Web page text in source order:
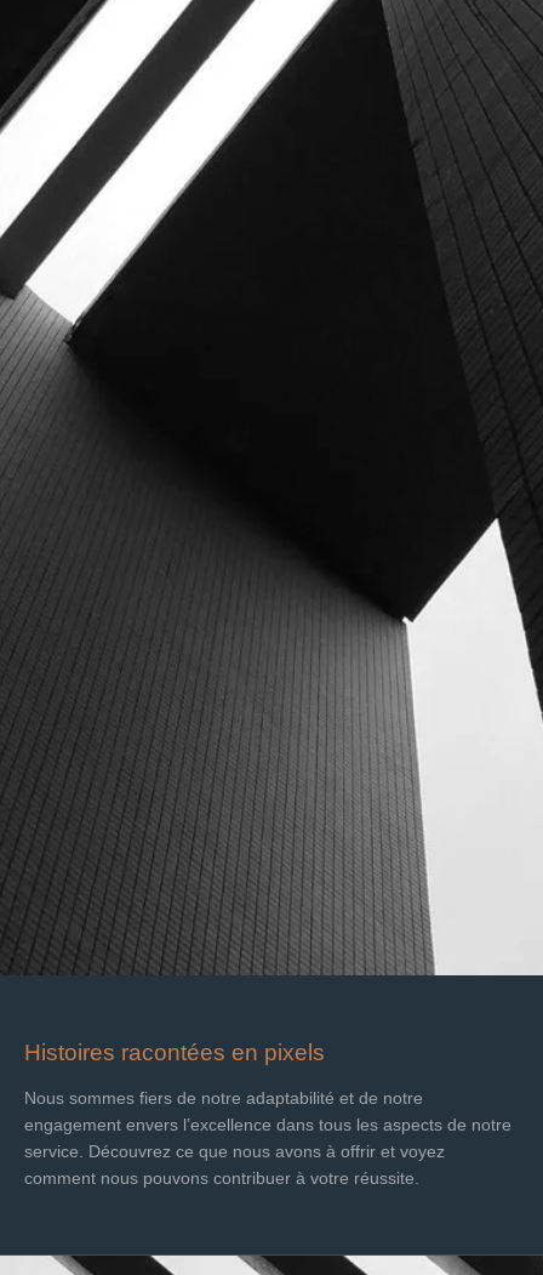
Histoires racontées en pixels
Nous sommes fiers de notre adaptabilité et de notre
engagement envers l’excellence dans tous les aspects de notre
service. Découvrez ce que nous avons à offrir et voyez
comment nous pouvons contribuer à votre réussite.